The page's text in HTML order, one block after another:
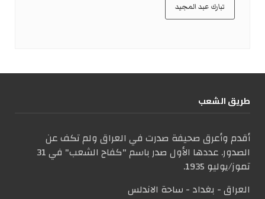
تبارك عبد المجيد
طریق الشعب
أقدم وأعرق صحيفة صدرت في العراق ولم تكف عن
الصدور. عددها الأول صدر باسم "كفاح الشعب" في 31
تموز/يوليو 1935.
العراق - بغداد - ساحة الاندلس